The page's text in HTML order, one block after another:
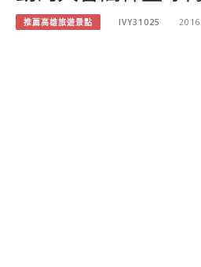
推薦高雄旅遊景點 IVY31025